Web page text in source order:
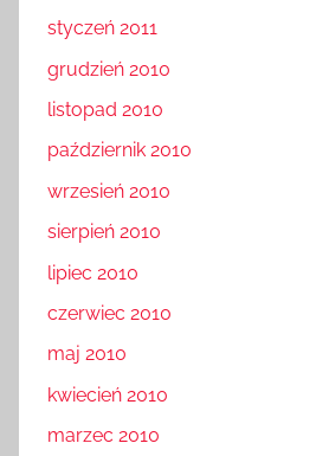
styczeń 2011
grudzień 2010
listopad 2010
październik 2010
wrzesień 2010
sierpień 2010
lipiec 2010
czerwiec 2010
maj 2010
kwiecień 2010
marzec 2010